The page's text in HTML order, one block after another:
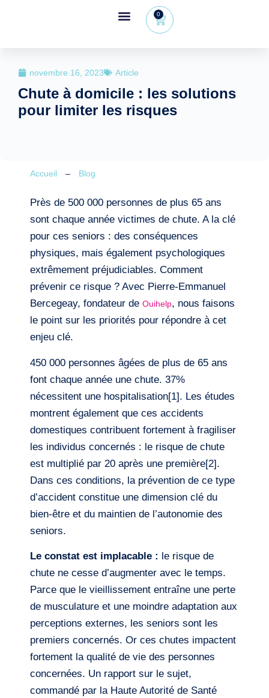
0
novembre 16, 2023 Article
Chute à domicile : les solutions
pour limiter les risques
Accueil – Blog
Près de 500 000 personnes de plus 65 ans
sont chaque année victimes de chute. A la clé
pour ces seniors : des conséquences
physiques, mais également psychologiques
extrêmement préjudiciables. Comment
prévenir ce risque ? Avec Pierre-Emmanuel
Bercegeay, fondateur de Ouihelp, nous faisons
le point sur les priorités pour répondre à cet
enjeu clé.
450 000 personnes âgées de plus de 65 ans
font chaque année une chute. 37%
nécessitent une hospitalisation[1]. Les études
montrent également que ces accidents
domestiques contribuent fortement à fragiliser
les individus concernés : le risque de chute
est multiplié par 20 après une première[2].
Dans ces conditions, la prévention de ce type
d’accident constitue une dimension clé du
bien-être et du maintien de l’autonomie des
seniors.
Le constat est implacable : le risque de
chute ne cesse d’augmenter avec le temps.
Parce que le vieillissement entraîne une perte
de musculature et une moindre adaptation aux
perceptions externes, les seniors sont les
premiers concernés. Or ces chutes impactent
fortement la qualité de vie des personnes
concernées. Un rapport sur le sujet,
commandé par la Haute Autorité de Santé